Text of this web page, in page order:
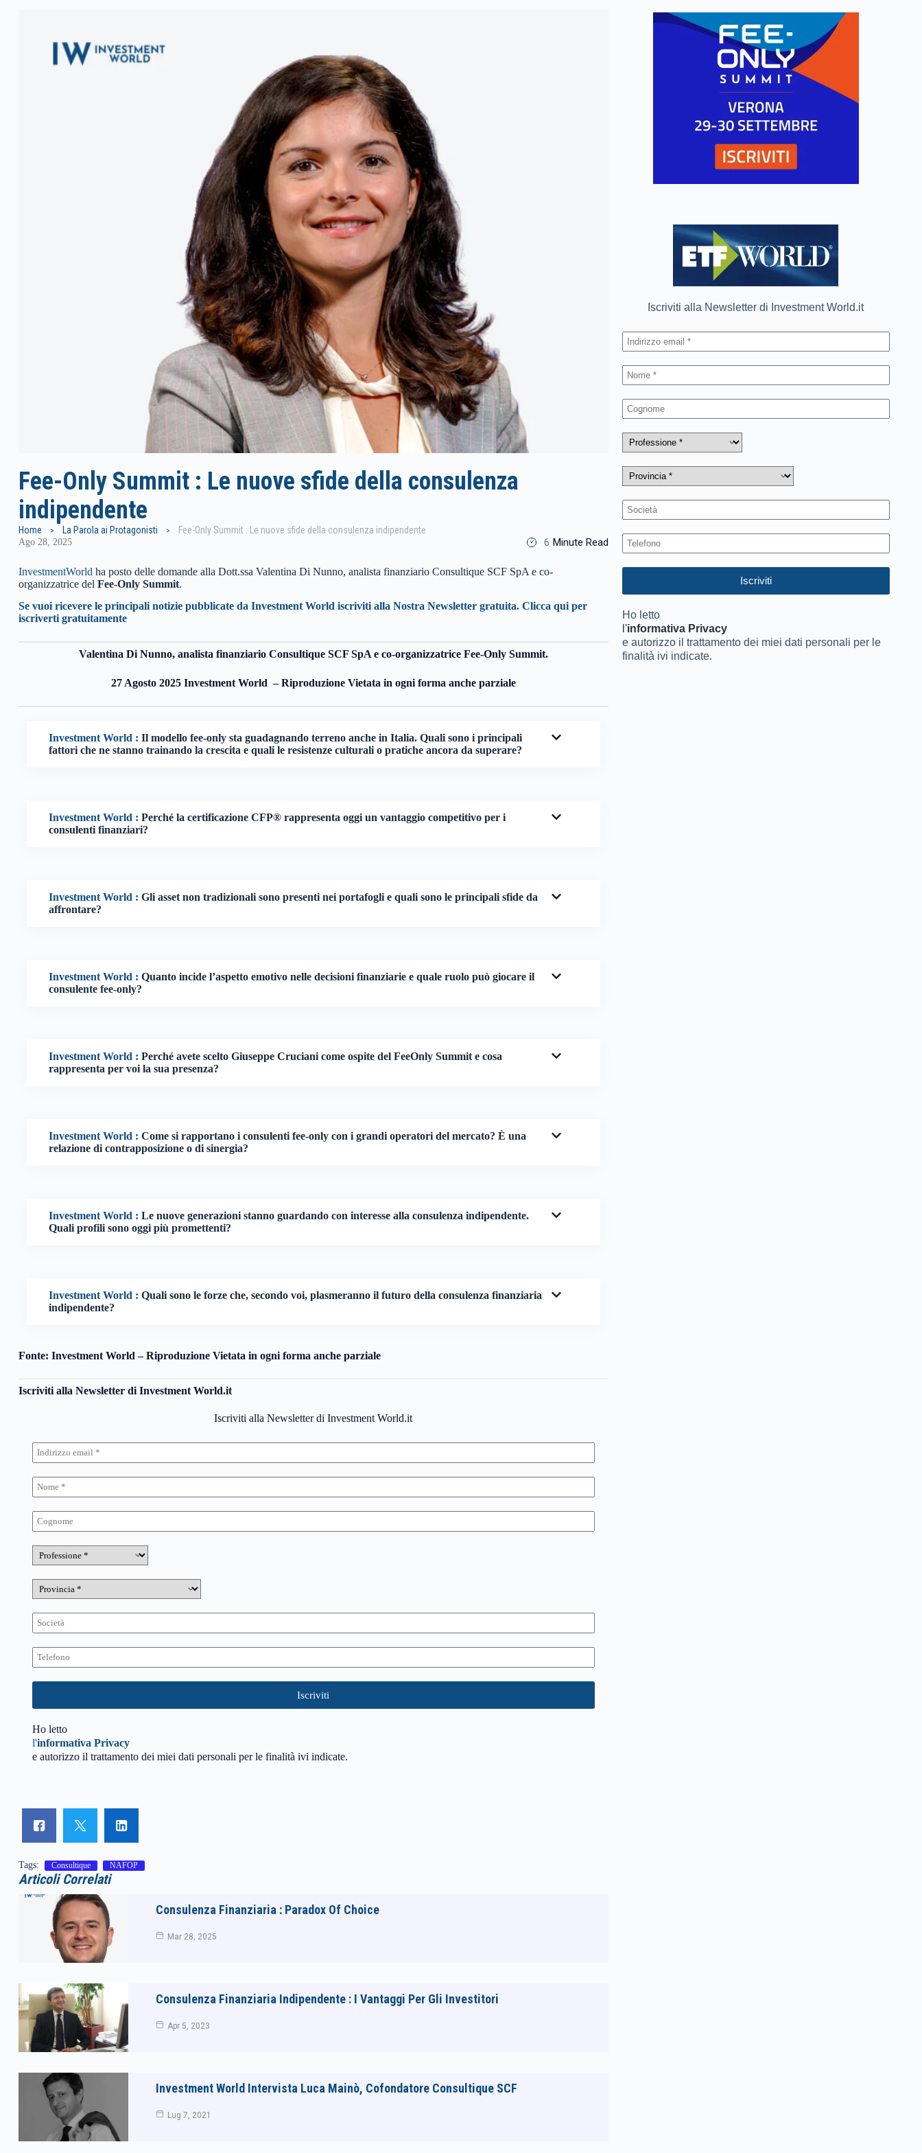
Fee-Only Summit : Le nuove sfide della consulenza
indipendente
Home La Parola ai Protagonisti Fee-Only Summit : Le nuove sfide della consulenza indipendente
Ago 28, 2025 6 Minute Read
InvestmentWorld ha posto delle domande alla Dott.ssa Valentina Di Nunno, analista finanziario Consultique SCF SpA e co-
organizzatrice del Fee-Only Summit.
Se vuoi ricevere le principali notizie pubblicate da Investment World iscriviti alla Nostra Newsletter gratuita. Clicca qui per
iscriverti gratuitamente
Valentina Di Nunno, analista finanziario Consultique SCF SpA e co-organizzatrice Fee-Only Summit.
27 Agosto 2025 Investment World – Riproduzione Vietata in ogni forma anche parziale
Investment World : Il modello fee-only sta guadagnando terreno anche in Italia. Quali sono i principali
fattori che ne stanno trainando la crescita e quali le resistenze culturali o pratiche ancora da superare?
Investment World : Perché la certificazione CFP® rappresenta oggi un vantaggio competitivo per i
consulenti finanziari?
Investment World : Gli asset non tradizionali sono presenti nei portafogli e quali sono le principali sfide da
affrontare?
Investment World : Quanto incide l’aspetto emotivo nelle decisioni finanziarie e quale ruolo può giocare il
consulente fee-only?
Investment World : Perché avete scelto Giuseppe Cruciani come ospite del FeeOnly Summit e cosa
rappresenta per voi la sua presenza?
Investment World : Come si rapportano i consulenti fee-only con i grandi operatori del mercato? È una
relazione di contrapposizione o di sinergia?
Investment World : Le nuove generazioni stanno guardando con interesse alla consulenza indipendente.
Quali profili sono oggi più promettenti?
Investment World : Quali sono le forze che, secondo voi, plasmeranno il futuro della consulenza finanziaria
indipendente?
Fonte: Investment World – Riproduzione Vietata in ogni forma anche parziale
Iscriviti alla Newsletter di Investment World.it
Iscriviti alla Newsletter di Investment World.it
Ho letto
l'informativa Privacy
e autorizzo il trattamento dei miei dati personali per le finalità ivi indicate.
Tags: Consultique NAFOP
Articoli Correlati
Consulenza Finanziaria : Paradox Of Choice
Mar 28, 2025
Consulenza Finanziaria Indipendente : I Vantaggi Per Gli Investitori
Apr 5, 2023
Investment World Intervista Luca Mainò, Cofondatore Consultique SCF
Lug 7, 2021
Iscriviti alla Newsletter di Investment World.it
Ho letto
l'informativa Privacy
e autorizzo il trattamento dei miei dati personali per le
finalità ivi indicate.